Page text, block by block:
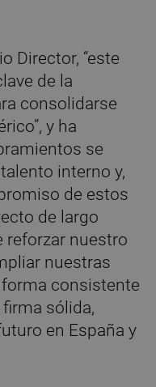
Director, “este
de la
consolidarse
y ha
se
interno y,
de estos
de largo
reforzar nuestro
nuestras
consistente
sólida,
en España y